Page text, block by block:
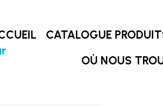
CATALOGUE
OÙ NOUS